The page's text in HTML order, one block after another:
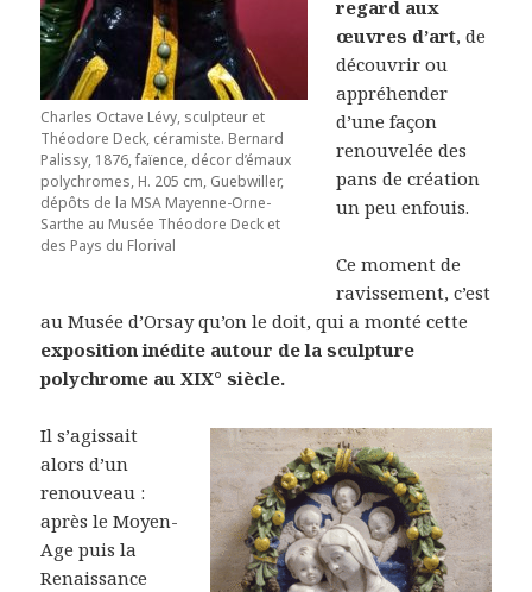
Charles Octave Lévy, sculpteur et
Théodore Deck, céramiste. Bernard
Palissy, 1876, faïence, décor d’émaux
polychromes, H. 205 cm, Guebwiller,
dépôts de la MSA Mayenne-Orne-
Sarthe au Musée Théodore Deck et
des Pays du Florival
regard aux
œuvres d’art, de
découvrir ou
appréhender
d’une façon
renouvelée des
pans de création
un peu enfouis.
Ce moment de
ravissement, c’est
au Musée d’Orsay qu’on le doit, qui a monté cette
exposition inédite autour de la sculpture
polychrome au XIX° siècle.
Il s’agissait
alors d’un
renouveau :
après le Moyen-
Age puis la
Renaissance